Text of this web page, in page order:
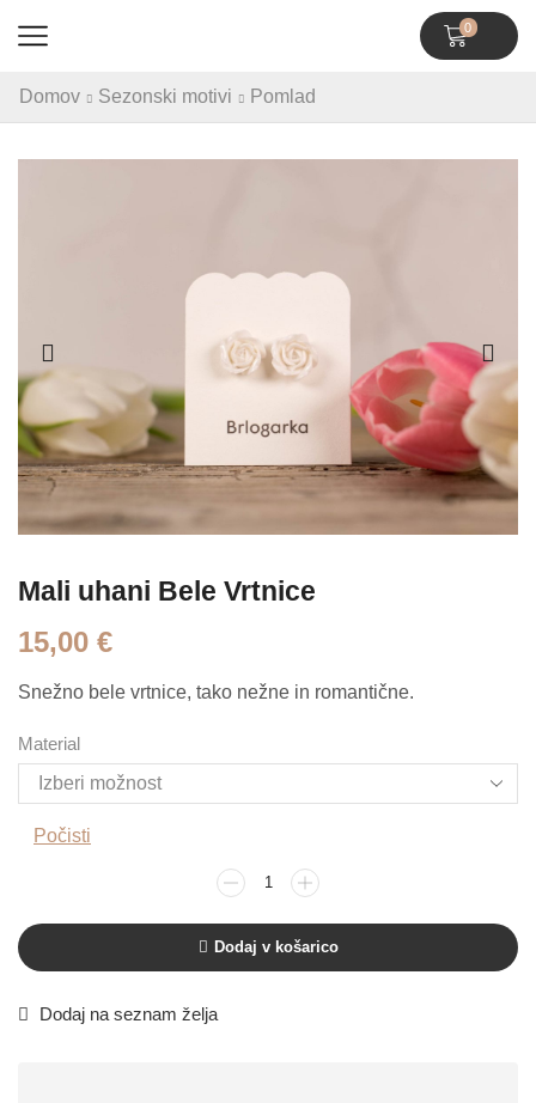
0
Domov Sezonski motivi Pomlad
Mali uhani Bele Vrtnice
15,00 €
Snežno bele vrtnice, tako nežne in romantične.
Material
Počisti
Dodaj v košarico
Dodaj na seznam želja